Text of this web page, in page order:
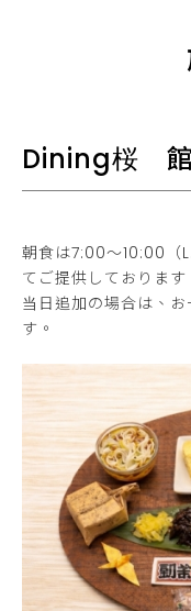
Dining桜 館
朝食は7:00～10:00（
てご提供しております
当日追加の場合は、
す。